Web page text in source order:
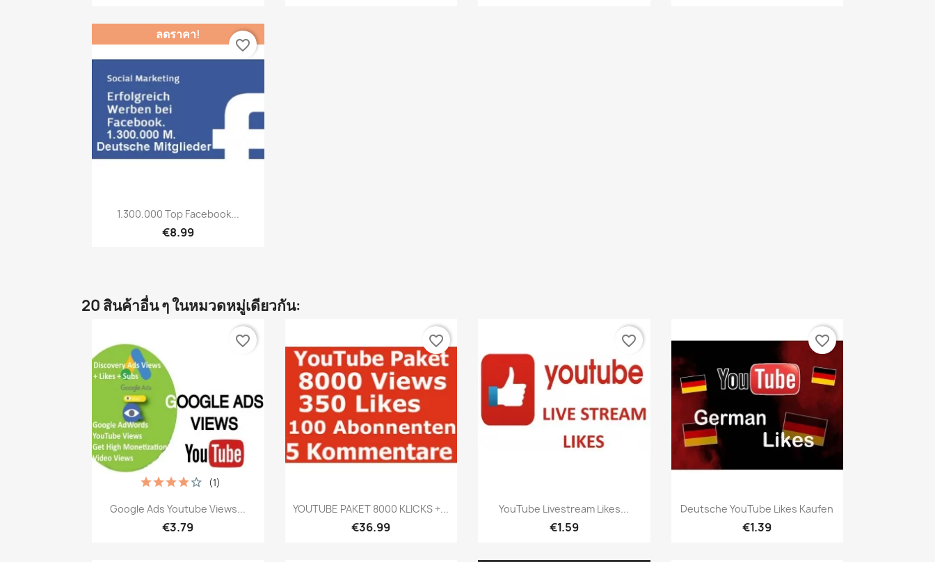
เปิดหน้าต่างย่อ
1.300.000 Top Facebook...
€8.99
ลดราคา!
favorite_border
20 สินค้าอื่น ๆ ในหมวดหมู่เดียวกัน:
เปิดหน้าต่างย่อ
Google Ads Youtube Views...
€3.79
(1)
favorite_border
เปิดหน้าต่างย่อ
YOUTUBE PAKET 8000 KLICKS +...
€36.99
favorite_border
เปิดหน้าต่างย่อ
YouTube Livestream Likes...
€1.59
favorite_border
เปิดหน้าต่างย่อ
Deutsche YouTube Likes Kaufen
€1.39
favorite_border